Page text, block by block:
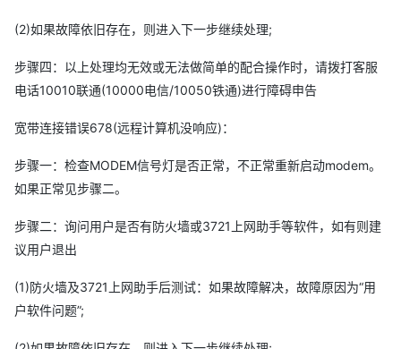
(2)如果故障依旧存在，则进入下一步继续处理;
步骤四：以上处理均无效或无法做简单的配合操作时，请拨打客服
电话10010联通(10000电信/10050铁通)进行障碍申告
宽带连接错误678(远程计算机没响应)：
步骤一：检查MODEM信号灯是否正常，不正常重新启动modem。
如果正常见步骤二。
步骤二：询问用户是否有防火墙或3721上网助手等软件，如有则建
议用户退出
(1)防火墙及3721上网助手后测试：如果故障解决，故障原因为“用
户软件问题”;